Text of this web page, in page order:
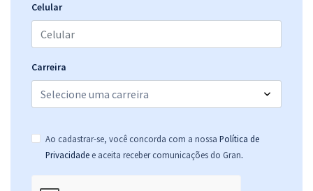
CLDF - Câmara Legislativa do DF - Conhecimentos Específicos para o
Cargo: Técnico Legislativo - Secretário (Pré-edital)
ou 12x de
R$
Economize R$ 17,98 (-20%)
Comprar
Celular
Carreira
Ao cadastrar-se, você concorda com a nossa Política de
Privacidade e aceita receber comunicações do Gran.